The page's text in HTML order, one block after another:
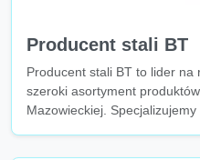
Producent stali BT
Producent stali BT to lider
szeroki asortyment
Mazowieckiej. Specjalizujemy